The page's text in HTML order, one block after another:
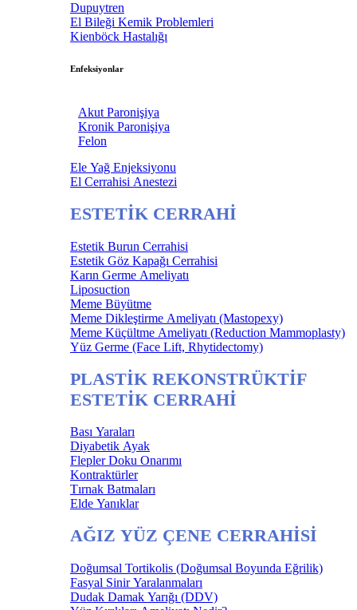
Dupuytren
El Bileği Kemik Problemleri
Kienböck Hastalığı
Enfeksiyonlar
Akut Paronişiya
Kronik Paronişiya
Felon
Ele Yağ Enjeksiyonu
El Cerrahisi Anestezi
ESTETİK CERRAHİ
Estetik Burun Cerrahisi
Estetik Göz Kapağı Cerrahisi
Karın Germe Ameliyatı
Liposuction
Meme Büyütme
Meme Dikleştirme Ameliyatı (Mastopexy)
Meme Küçültme Ameliyatı (Reduction Mammoplasty)
Yüz Germe (Face Lift, Rhytidectomy)
PLASTİK REKONSTRÜKTİF
ESTETİK CERRAHİ
Bası Yaraları
Diyabetik Ayak
Flepler Doku Onarımı
Kontraktürler
Tırnak Batmaları
Elde Yanıklar
AĞIZ YÜZ ÇENE CERRAHİSİ
Doğumsal Tortikolis (Doğumsal Boyunda Eğrilik)
Fasyal Sinir Yaralanmaları
Dudak Damak Yarığı (DDV)